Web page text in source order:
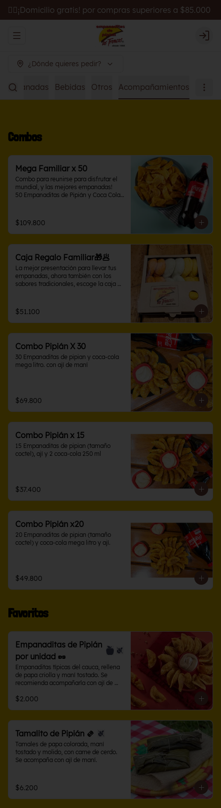
🚴‍♂️¡Domicilio gratis! por compras superiores a $85.000
Abrir menu de navegación
¿Dónde quieres pedir?
Empanadas Bebidas Otros Acompañamientos
Combos
Mega Familiar x 50
Combo para reunirse para disfrutar el
mundial, y las mejores empanadas!
50 Empanaditas de Pipián y Coca Cola
$109.800
Caja Regalo Familiar🎁🥟
La mejor presentación para llevar tus
empanadas, ahora también con los
sabores tradicionales, escoge la caja
$51.100
Combo Pipián X 30
30 Empanaditas de pipian y coca-cola
mega litro. con ají de maní
$69.800
Combo Pipián x 15
15 Empanaditas de pipian (tamaño
coctel), ají y 2 coca-cola 250 ml
$37.400
Combo Pipián x20
20 Empanaditas de pipian (tamaño
coctel) y coca-cola mega litro y ají.
$49.800
Favoritos
Empanaditas de Pipián
por unidad 🥜
Empanaditas típicas del cauca, rellena
de papa criolla y maní tostado. Se
recomienda acompañarla con ají de
$2.000
Tamalito de Pipián 🫔
Tamales de papa colorada, maní
tostado y molido, con carne de cerdo.
Se acompaña con ají de maní.
$6.200